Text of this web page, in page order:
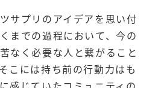
サプリのアイデアを思い付
までの過程において、今の
なく必要な人と繋がること
こには持ち前の行動力はも